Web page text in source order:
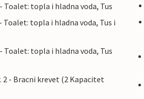
Toalet: topla i hladna voda, Tus
Toalet: topla i hladna voda, Tus i
Toalet: topla i hladna voda, Tus
2 - Bracni krevet (2 Kapacitet